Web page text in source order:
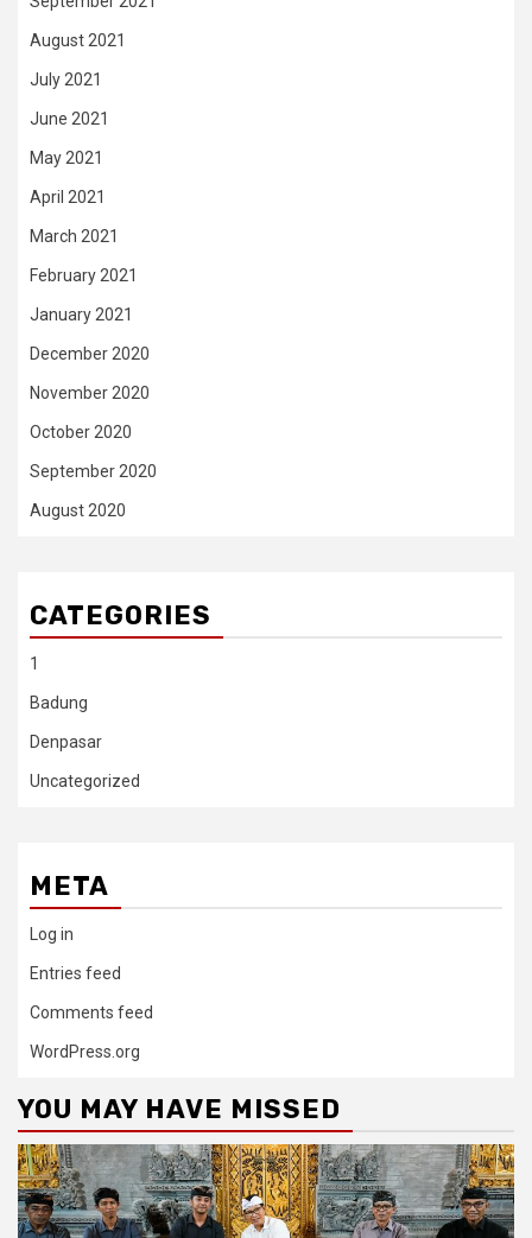
August 2021
July 2021
June 2021
May 2021
April 2021
March 2021
February 2021
January 2021
December 2020
November 2020
October 2020
September 2020
August 2020
CATEGORIES
1
Badung
Denpasar
Uncategorized
META
Log in
Entries feed
Comments feed
WordPress.org
YOU MAY HAVE MISSED